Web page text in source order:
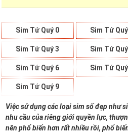
Sim Tứ Quý 0 Sim Tứ Quý
Sim Tứ Quý 3 Sim Tứ
Sim Tứ Quý 6 Sim Tứ
Sim Tứ Quý 9
Việc sử dụng các loại sim số đẹp như
nhu cầu của riêng giới quyền lực,
nên phổ biến hơn rất nhiều rồi, phổ